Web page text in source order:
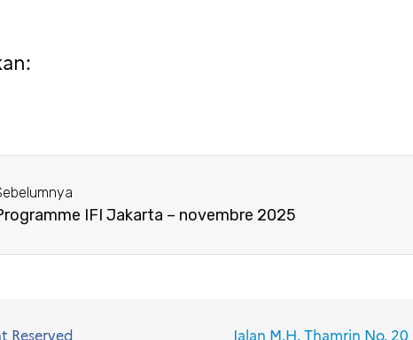
IFI Jakarta – novembre 2025
Reserved Jalan M.H. Thamrin No.